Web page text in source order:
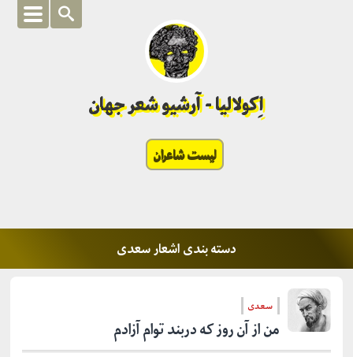
اِکولالیا - آرشیو شعر جهان
لیست شاعران
دسته بندی اشعار سعدی
سعدی
من از آن روز که دربند توام آزادم